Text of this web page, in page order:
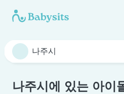
나주시에 있는 아이